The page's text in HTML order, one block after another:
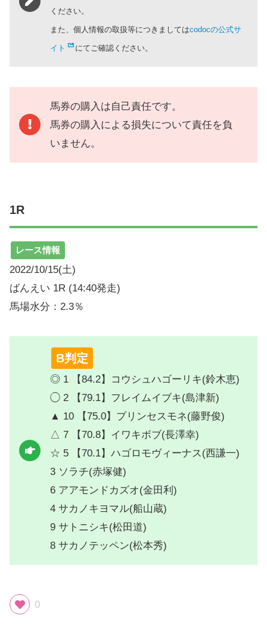
ください。
また、個人情報の取扱等につきましてはcodocの公式サ
イト にてご確認ください。
馬券の購入は自己責任です。
馬券の購入による損失について責任を負
いません。
1R
レース情報
2022/10/15(土)
ばんえい 1R (14:40発走)
馬場水分：2.3％
B判定
◎ 1 【84.2】コウシュハゴーリキ(鈴木恵)
◯ 2 【79.1】フレイムイブキ(島津新)
▲ 10 【75.0】プリンセスモネ(藤野俊)
△ 7 【70.8】イワキボブ(長澤幸)
☆ 5 【70.1】ハゴロモヴィーナス(西謙一)
3 ソラチ(赤塚健)
6 アアモンドカズオ(金田利)
4 サカノキヨマル(船山蔵)
9 サトニシキ(松田道)
8 サカノテッペン(松本秀)
0